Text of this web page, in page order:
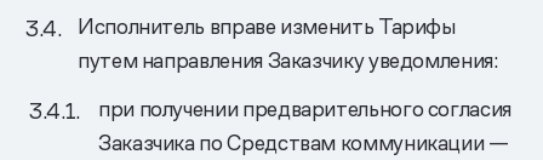
Исполнитель вправе изменить Тарифы
путем направления Заказчику уведомления:
при получении предварительного согласия
Заказчика по Средствам коммуникации —